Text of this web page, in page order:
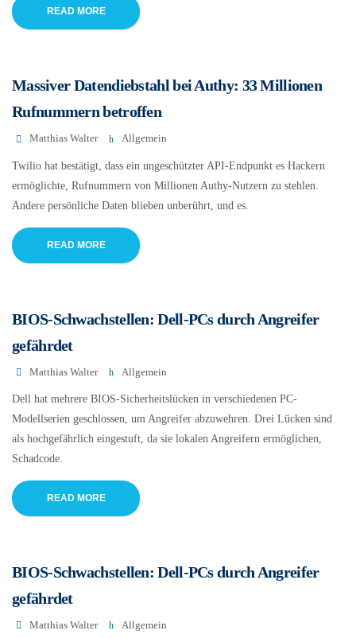
READ MORE
Massiver Datendiebstahl bei Authy: 33 Millionen
Rufnummern betroffen
Matthias Walter Allgemein
Twilio hat bestätigt, dass ein ungeschützter API-Endpunkt es Hackern
ermöglichte, Rufnummern von Millionen Authy-Nutzern zu stehlen.
Andere persönliche Daten blieben unberührt, und es.
READ MORE
BIOS-Schwachstellen: Dell-PCs durch Angreifer
gefährdet
Matthias Walter Allgemein
Dell hat mehrere BIOS-Sicherheitslücken in verschiedenen PC-
Modellserien geschlossen, um Angreifer abzuwehren. Drei Lücken sind
als hochgefährlich eingestuft, da sie lokalen Angreifern ermöglichen,
Schadcode.
READ MORE
BIOS-Schwachstellen: Dell-PCs durch Angreifer
gefährdet
Matthias Walter Allgemein